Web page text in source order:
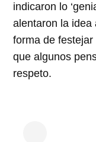
indicaron lo
alentaron la idea
forma de
que algunos
respeto.